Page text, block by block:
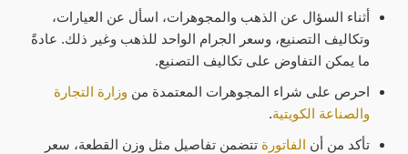
أثناء السؤال عن الذهب والمجوهرات، اسأل عن العيارات،
وتكاليف التصنيع، وسعر الجرام الواحد للذهب وغير ذلك. عادةً
ما يمكن التفاوض على تكاليف التصنيع.
احرص على شراء المجوهرات المعتمدة من وزارة التجارة
والصناعة الكويتية.
تأكد من أن الفاتورة تتضمن تفاصيل مثل وزن القطعة، سعر